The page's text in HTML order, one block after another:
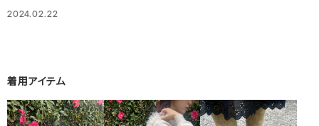
2024.02.22
着用アイテム